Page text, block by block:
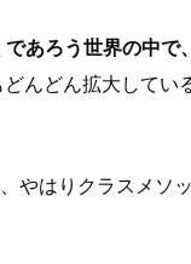
あろう世界の中
んどん拡大して
はりクラスメソ